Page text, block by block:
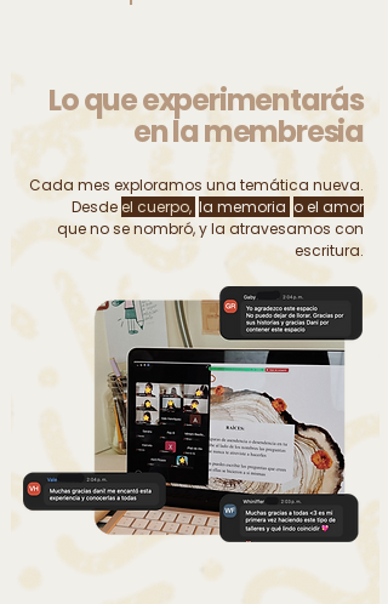
Lo que experimentarás
en la membresia
Cada mes exploramos una temática nueva.
Desde el cuerpo, la memoria o el amor
que no se nombró,y la atravesamos con
escritura.